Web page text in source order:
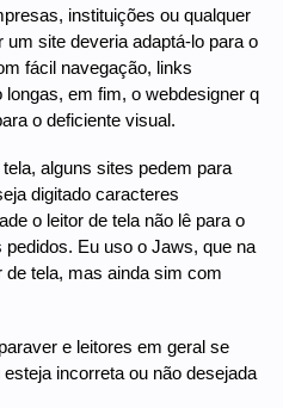
instituições ou qualquer
site deveria adaptá-lo para o
fácil navegação, links
em fim, o webdesigner q
o deficiente visual.
alguns sites pedem para
digitado caracteres
o leitor de tela não lê para o
Eu uso o Jaws, que na
de tela, mas ainda sim com
e leitores em geral se
incorreta ou não desejada